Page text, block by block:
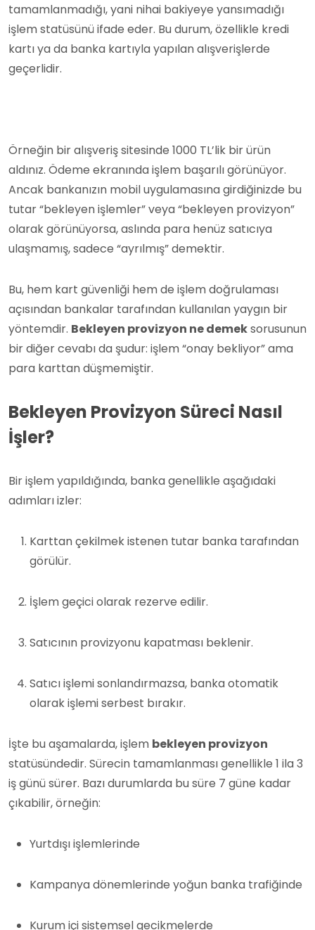
tamamlanmadığı, yani nihai bakiyeye yansımadığı
işlem statüsünü ifade eder. Bu durum, özellikle kredi
kartı ya da banka kartıyla yapılan alışverişlerde
geçerlidir.
Örneğin bir alışveriş sitesinde 1000 TL’lik bir ürün
aldınız. Ödeme ekranında işlem başarılı görünüyor.
Ancak bankanızın mobil uygulamasına girdiğinizde bu
tutar “bekleyen işlemler” veya “bekleyen provizyon”
olarak görünüyorsa, aslında para henüz satıcıya
ulaşmamış, sadece “ayrılmış” demektir.
Bu, hem kart güvenliği hem de işlem doğrulaması
açısından bankalar tarafından kullanılan yaygın bir
yöntemdir. Bekleyen provizyon ne demeksorusunun
bir diğer cevabı da şudur: işlem “onay bekliyor” ama
para karttan düşmemiştir.
Bekleyen Provizyon Süreci Nasıl
İşler?
Bir işlem yapıldığında, banka genellikle aşağıdaki
adımları izler:
Karttan çekilmek istenen tutar banka tarafından
görülür.
İşlem geçici olarak rezerve edilir.
Satıcının provizyonu kapatması beklenir.
Satıcı işlemi sonlandırmazsa, banka otomatik
olarak işlemi serbest bırakır.
İşte bu aşamalarda, işlem bekleyen provizyon
statüsündedir. Sürecin tamamlanması genellikle 1 ila 3
iş günü sürer. Bazı durumlarda bu süre 7 güne kadar
çıkabilir, örneğin:
Yurtdışı işlemlerinde
Kampanya dönemlerinde yoğun banka trafiğinde
Kurum içi sistemsel gecikmelerde